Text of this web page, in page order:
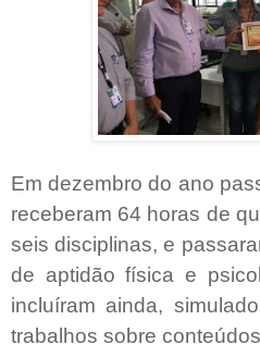
Em dezembro do ano
receberam 64 horas de
seis disciplinas, e
de aptidão física e
incluíram ainda,
trabalhos sobre